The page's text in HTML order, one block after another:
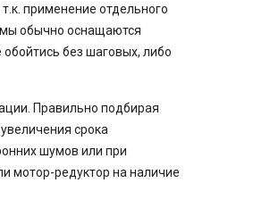
применение отдельного
обычно оснащаются
без шаговых, либо
Правильно подбирая
срока
шумов или при
мотор-редуктор на наличие